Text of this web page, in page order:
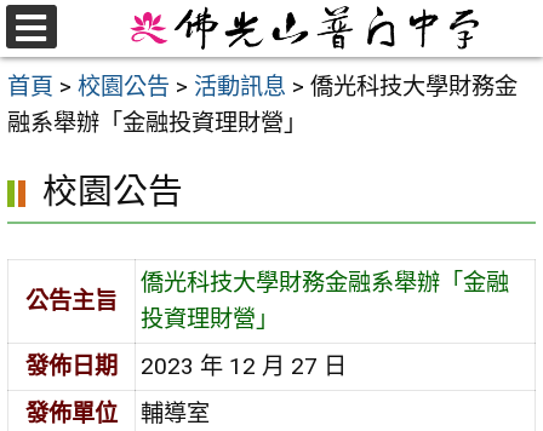
跳
至
主
要
首頁 > 校園公告 > 活動訊息 > 僑光科技大學財務金
融系舉辦「金融投資理財營」
校園公告
公告主旨
僑光科技大學財務金融系舉辦「金融
投資理財營」
發佈日期
2023 年 12 月 27 日
發佈單位
輔導室
選
單